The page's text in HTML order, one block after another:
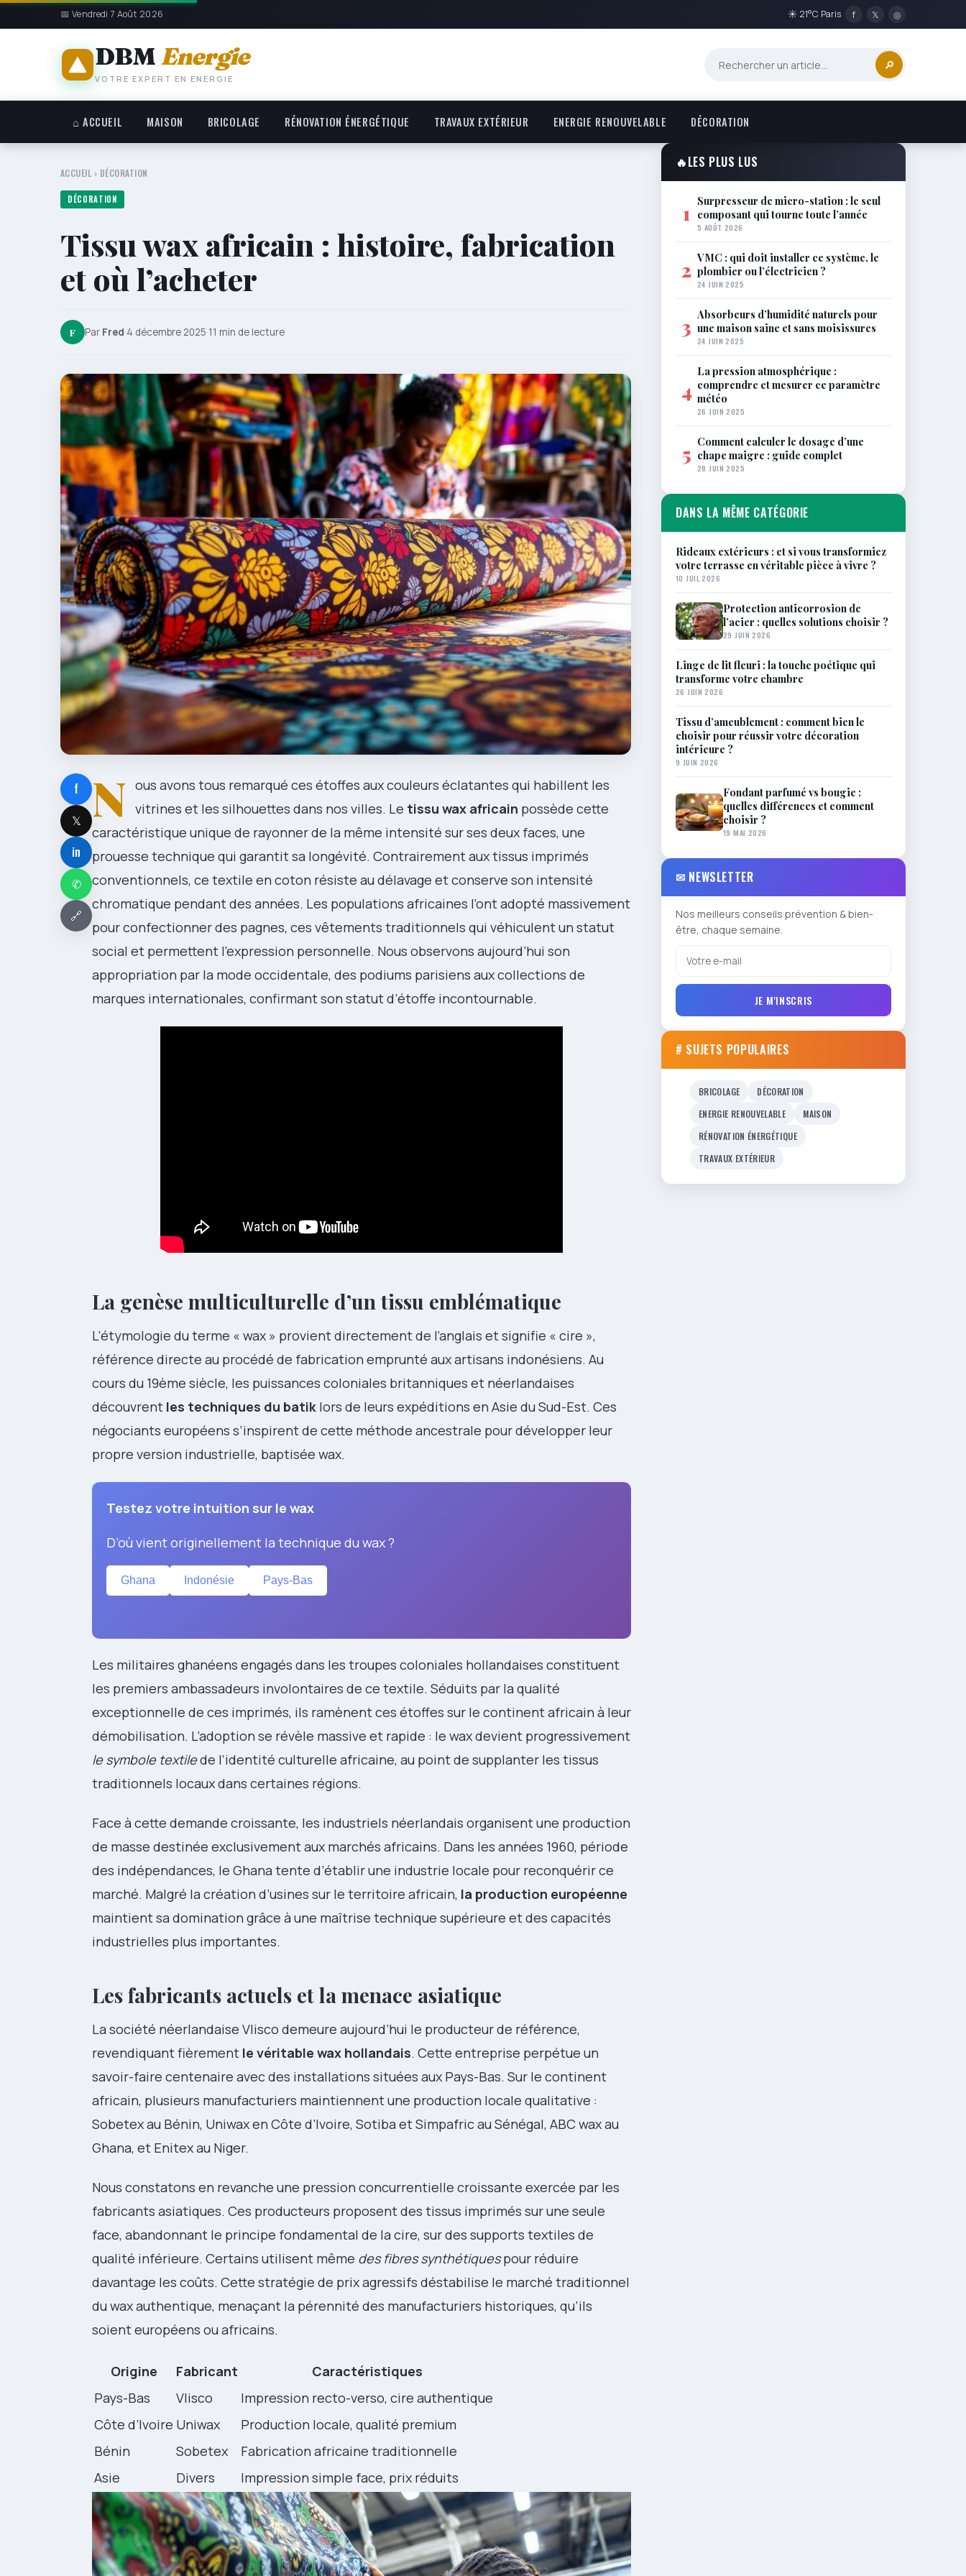
📅 Vendredi 7 Août 2026 ☀ 21°C Paris f 𝕏 ◎
DBM Energie
VOTRE EXPERT EN ENERGIE
🔎
⌂ ACCUEIL MAISON BRICOLAGE RÉNOVATION ÉNERGÉTIQUE TRAVAUX EXTÉRIEUR ENERGIE RENOUVELABLE DÉCORATION
ACCUEIL › DÉCORATION
DÉCORATION
Tissu wax africain : histoire, fabrication
et où l’acheter
F Par Fred·4 décembre 2025·11 min de lecture
f
𝕏
in
✆
🔗
N ous avons tous remarqué ces étoffes aux couleurs éclatantes qui habillent les
vitrines et les silhouettes dans nos villes. Le tissu wax africain possède cette
caractéristique unique de rayonner de la même intensité sur ses deux faces, une
prouesse technique qui garantit sa longévité. Contrairement aux tissus imprimés
conventionnels, ce textile en coton résiste au délavage et conserve son intensité
chromatique pendant des années. Les populations africaines l’ont adopté massivement
pour confectionner des pagnes, ces vêtements traditionnels qui véhiculent un statut
social et permettent l’expression personnelle. Nous observons aujourd’hui son
appropriation par la mode occidentale, des podiums parisiens aux collections de
marques internationales, confirmant son statut d’étoffe incontournable.
La genèse multiculturelle d’un tissu emblématique
L’étymologie du terme « wax » provient directement de l’anglais et signifie « cire »,
référence directe au procédé de fabrication emprunté aux artisans indonésiens. Au
cours du 19ème siècle, les puissances coloniales britanniques et néerlandaises
découvrent les techniques du batik lors de leurs expéditions en Asie du Sud-Est. Ces
négociants européens s’inspirent de cette méthode ancestrale pour développer leur
propre version industrielle, baptisée wax.
Testez votre intuition sur le wax
D’où vient originellement la technique du wax ?
Ghana Indonésie Pays-Bas
Les militaires ghanéens engagés dans les troupes coloniales hollandaises constituent
les premiers ambassadeurs involontaires de ce textile. Séduits par la qualité
exceptionnelle de ces imprimés, ils ramènent ces étoffes sur le continent africain à leur
démobilisation. L’adoption se révèle massive et rapide : le wax devient progressivement
le symbole textilede l’identité culturelle africaine, au point de supplanter les tissus
traditionnels locaux dans certaines régions.
Face à cette demande croissante, les industriels néerlandais organisent une production
de masse destinée exclusivement aux marchés africains. Dans les années 1960, période
des indépendances, le Ghana tente d’établir une industrie locale pour reconquérir ce
marché. Malgré la création d’usines sur le territoire africain, la production européenne
maintient sa domination grâce à une maîtrise technique supérieure et des capacités
industrielles plus importantes.
Les fabricants actuels et la menace asiatique
La société néerlandaise Vlisco demeure aujourd’hui le producteur de référence,
revendiquant fièrement le véritable wax hollandais. Cette entreprise perpétue un
savoir-faire centenaire avec des installations situées aux Pays-Bas. Sur le continent
africain, plusieurs manufacturiers maintiennent une production locale qualitative :
Sobetex au Bénin, Uniwax en Côte d’Ivoire, Sotiba et Simpafric au Sénégal, ABC wax au
Ghana, et Enitex au Niger.
Nous constatons en revanche une pression concurrentielle croissante exercée par les
fabricants asiatiques. Ces producteurs proposent des tissus imprimés sur une seule
face, abandonnant le principe fondamental de la cire, sur des supports textiles de
qualité inférieure. Certains utilisent même des fibres synthétiquespour réduire
davantage les coûts. Cette stratégie de prix agressifs déstabilise le marché traditionnel
du wax authentique, menaçant la pérennité des manufacturiers historiques, qu’ils
soient européens ou africains.
Origine Fabricant
Caractéristiques
Pays-Bas
Vlisco
Impression recto-verso, cire authentique
Côte d’Ivoire Uniwax
Production locale, qualité premium
Bénin
Sobetex
Fabrication africaine traditionnelle
Asie
Divers Impression simple face, prix réduits
🔥LES PLUS LUS
1 Surpresseur de micro-station : le seul
composant qui tourne toute l’année
5 AOÛT 2026
2 VMC : qui doit installer ce système, le
plombier ou l’électricien ?
24 JUIN 2025
3 Absorbeurs d’humidité naturels pour
une maison saine et sans moisissures
24 JUIN 2025
4
La pression atmosphérique :
comprendre et mesurer ce paramètre
météo
26 JUIN 2025
5 Comment calculer le dosage d’une
chape maigre : guide complet
28 JUIN 2025
DANS LA MÊME CATÉGORIE
Rideaux extérieurs : et si vous transformiez
votre terrasse en véritable pièce à vivre ?
10 JUIL 2026
Protection anticorrosion de
l’acier : quelles solutions choisir ?
29 JUIN 2026
Linge de lit fleuri : la touche poétique qui
transforme votre chambre
26 JUIN 2026
Tissu d’ameublement : comment bien le
choisir pour réussir votre décoration
intérieure ?
9 JUIN 2026
Fondant parfumé vs bougie :
quelles différences et comment
choisir ?
19 MAI 2026
✉ NEWSLETTER
Nos meilleurs conseils prévention & bien-
être, chaque semaine.
JE M'INSCRIS
# SUJETS POPULAIRES
BRICOLAGE
DÉCORATION
ENERGIE RENOUVELABLE
MAISON
RÉNOVATION ÉNERGÉTIQUE
TRAVAUX EXTÉRIEUR